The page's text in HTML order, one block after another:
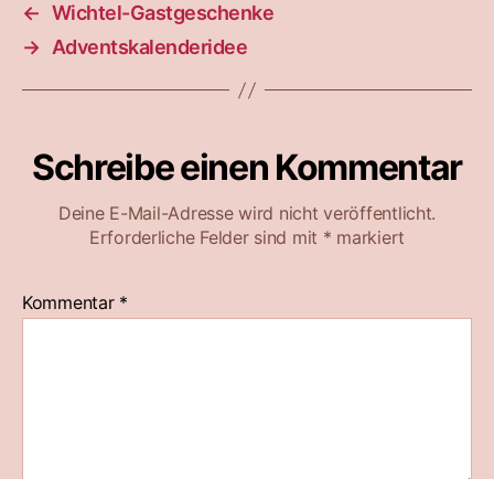
← Wichtel-Gastgeschenke
→ Adventskalenderidee
Schreibe einen Kommentar
Deine E-Mail-Adresse wird nicht veröffentlicht.
Erforderliche Felder sind mit * markiert
Kommentar *